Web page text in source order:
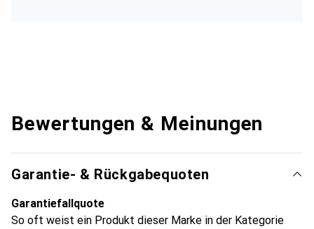
Bewertungen & Meinungen
Garantie- & Rückgabequoten
Garantiefallquote
So oft weist ein Produkt dieser Marke in der Kategorie